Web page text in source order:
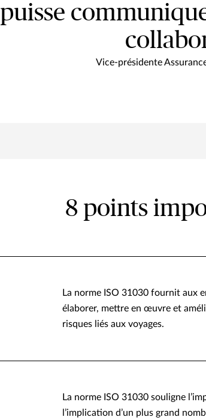
puisse
Vice-présidente
8 points
La norme ISO 31030 fournit aux
élaborer, mettre en œuvre et
risques liés aux voyages.
La norme ISO 31030 souligne
l’implication d’un plus grand